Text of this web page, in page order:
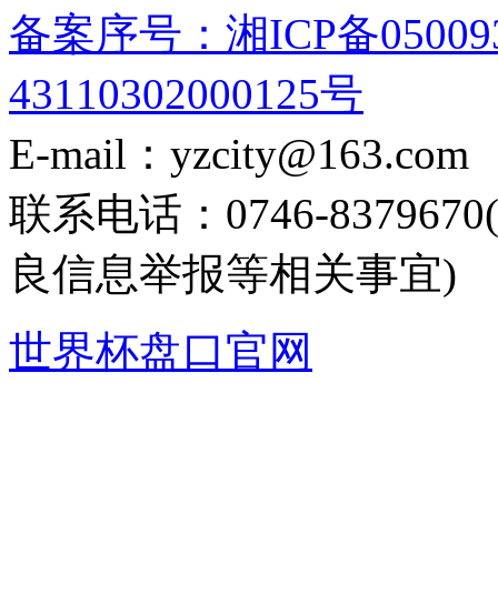
备案序号：湘ICP备
43110302000125号
E-mail：yzcity@163.com
联系电话：0746-
良信息举报等相关事宜)
世界杯盘口官网